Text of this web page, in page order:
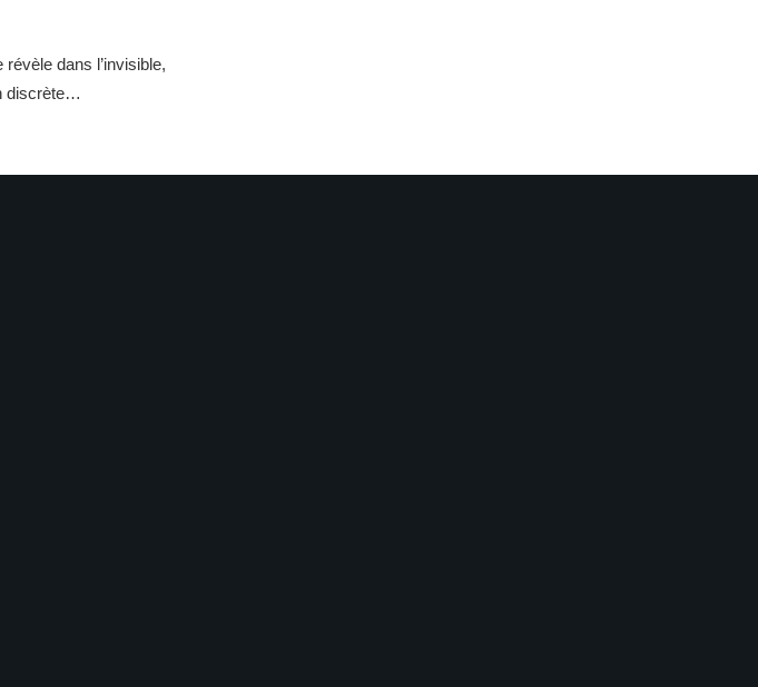
révèle dans l’invisible,
discrète…